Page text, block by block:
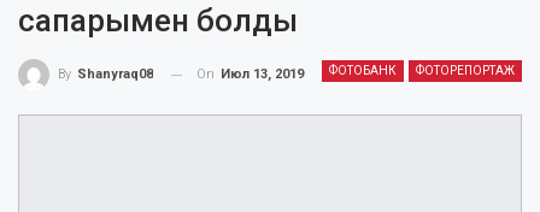
сапарымен болды
ФОТОБАНК ФОТОРЕПОРТАЖ
By Shanyraq08 On Июл 13, 2019